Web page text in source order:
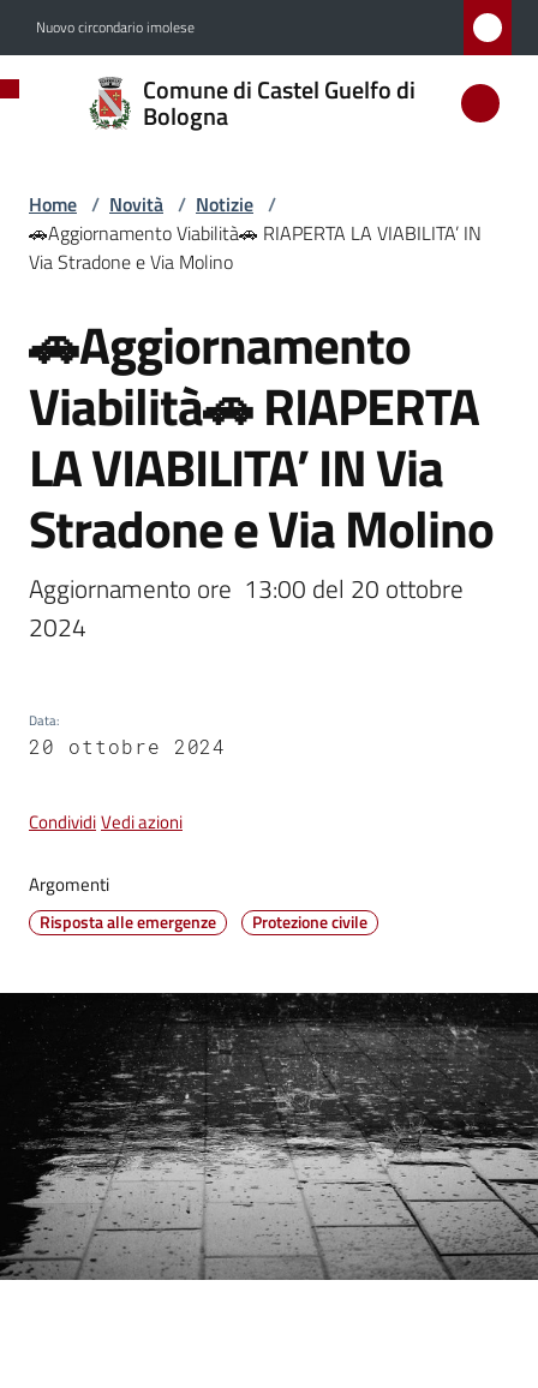
Nuovo circondario imolese
Comune di Castel Guelfo di
Bologna
Comune
di
Guelfo
di
Bologna
Amministrazione
Novità
Menu selezionato
Servizi
Vivere
Castel
online
Tutti
gli
Seguici
Home / Novità / Notizie /
🚗Aggiornamento Viabilità🚗 RIAPERTA LA VIABILITA’ IN
Via Stradone e Via Molino
Salta al contenuto
🚗Aggiornamento
Viabilità🚗 RIAPERTA
LA VIABILITA’ IN Via
Stradone e Via Molino
Aggiornamento ore  13:00 del 20 ottobre
2024
Data:
20 ottobre 2024
CondividiVedi azioni
Argomenti
Risposta alle emergenze Protezione civile